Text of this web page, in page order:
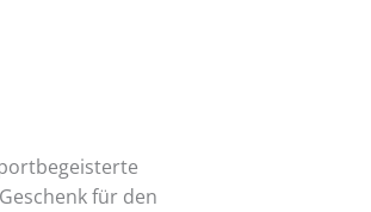
für den